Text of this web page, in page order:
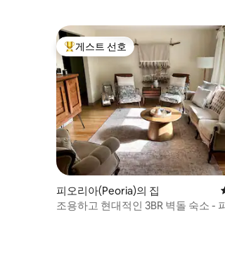
상위 게스트 선호
게스트 선호
피오리아(Peoria)의 집
조용하고 현대적인 3BR 벽돌 숙소 -